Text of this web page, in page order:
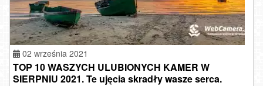
02 września 2021
TOP 10 WASZYCH ULUBIONYCH KAMER W
SIERPNIU 2021. Te ujęcia skradły wasze serca.